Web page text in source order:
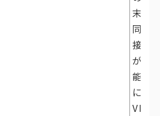
末の
同時
接続
が可
能
に。
VR、